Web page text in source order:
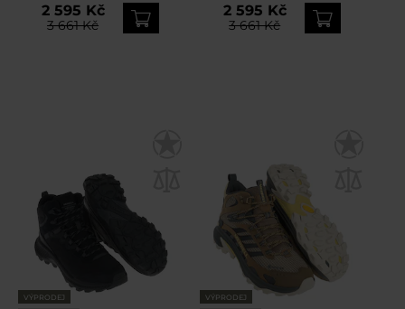
2 595 Kč
3 661 Kč
2 595 Kč
3 661 Kč
VÝPRODEJ
VÝPRODEJ